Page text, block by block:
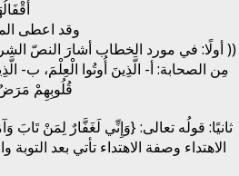
وقد اعطى
(( أولًا: في مورد الخطاب أشارَ النصّ
مِن الصحابة: أ- الَّذِينَ أُوتُوا الْعِلْمَ، ب-
قُلُوبِهِمْ
الاهتداء وصفة الاهتداء تأتي بعد